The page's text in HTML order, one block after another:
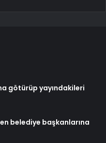
götürüp yayındakileri
belediye başkanlarına